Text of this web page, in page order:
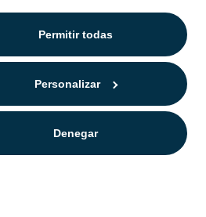
Permitir todas
Personalizar
Denegar